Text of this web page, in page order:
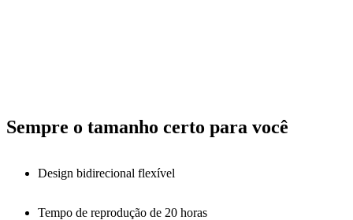
Sempre o tamanho certo para você
Design bidirecional flexível
Tempo de reprodução de 20 horas